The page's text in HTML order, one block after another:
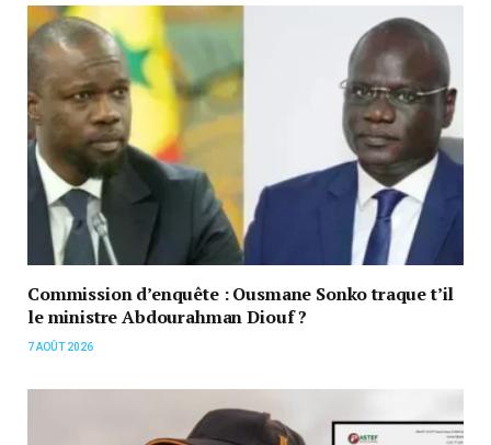
Commission d’enquête : Ousmane Sonko traque t’il
le ministre Abdourahman Diouf ?
7 AOÛT 2026